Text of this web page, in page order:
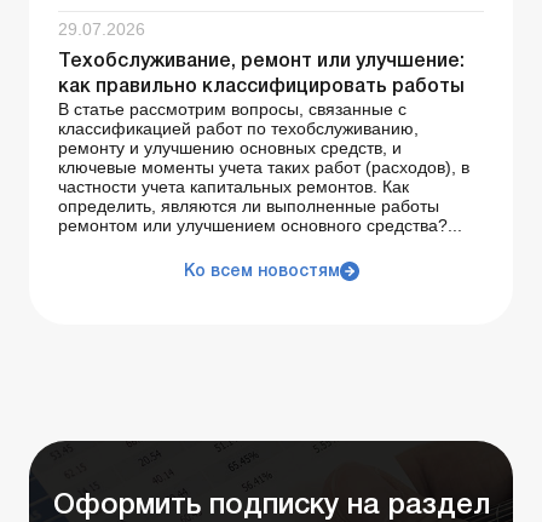
29.07.2026
Техобслуживание, ремонт или улучшение:
как правильно классифицировать работы
В статье рассмотрим вопросы, связанные с
классификацией работ по техобслуживанию,
ремонту и улучшению основных средств, и
ключевые моменты учета таких работ (расходов), в
частности учета капитальных ремонтов. Как
определить, являются ли выполненные работы
ремонтом или улучшением основного средства?...
Ко всем новостям
Оформить подписку на раздел